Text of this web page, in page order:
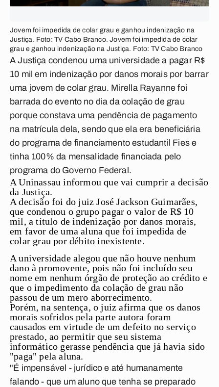
Jovem foi impedida de colar grau e ganhou indenização na
Justiça. Foto: TV Cabo Branco. Jovem foi impedida de colar
grau e ganhou indenização na Justiça. Foto: TV Cabo Branco
A Justiça condenou uma universidade a pagar R$
10 mil em indenização por danos morais por barrar
uma jovem de colar grau. Mirella Rayanne foi
barrada do evento no dia da colação de grau
porque constava uma pendência de pagamento
na matrícula dela, sendo que ela era beneficiária
do programa de financiamento estudantil Fies e
tinha 100% da mensalidade financiada pelo
programa do Governo Federal.
A Uninassau informou que vai cumprir a decisão
da Justiça.
A decisão foi do juiz José Jackson Guimarães,
que condenou o grupo pagar o valor de R$ 10
mil, a título de indenização por danos morais,
em favor de uma aluna que foi impedida de
colar grau por débito inexistente.
A universidade alegou que não houve nenhum
dano à promovente, pois não foi incluído seu
nome em nenhum órgão de proteção ao crédito e
que o impedimento da colação de grau não
passou de um mero aborrecimento.
Porém, na sentença, o juiz afirma que os danos
morais sofridos pela parte autora foram
causados em virtude de um defeito no serviço
prestado, ao permitir que seu sistema
informático gerasse pendência que já havia sido
"paga" pela aluna.
"É impensável - jurídico e até humanamente
falando - que um aluno que tenha se preparado